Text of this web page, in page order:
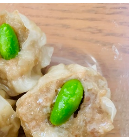
、本当は5人位いらしてるのかと思
も最高に美味しかったです！お肉
野菜はシャキシャキで色もとても
のは初めてだったのですが、来て
から非常に明確で分かりやすく、
います。ありがとうございまし